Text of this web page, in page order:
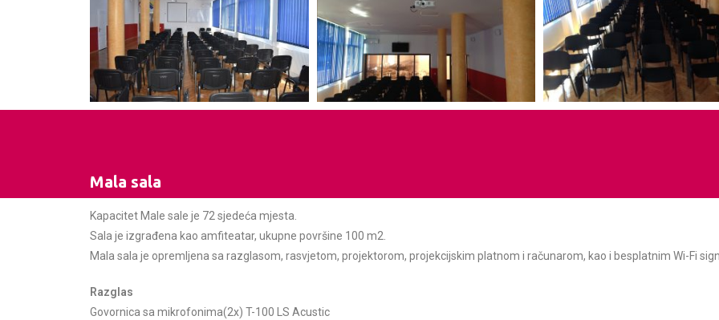
Mala sala
Kapacitet Male sale je 72 sjedeća mjesta.
Sala je izgrađena kao amfiteatar, ukupne površine 100 m2.
Mala sala je opremljena sa razglasom, rasvjetom, projektorom, projekcijskim platnom i računarom, kao i besplatnim Wi-Fi
Razglas
Govornica sa mikrofonima(2x) T-100 LS Acustic